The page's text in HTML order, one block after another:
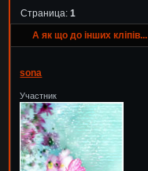
А як що до інших кліпів...
Страница: 1
sona
Участник